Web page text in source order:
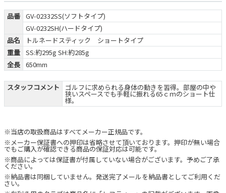
品番 GV-02332SS(ソフトタイプ)
GV-0232SH(ハードタイプ)
品名
トルネードスティック ショートタイプ
重量 SS:約295g SH:約285g
全長 650mm
スタッフコメント ゴルフに求められる身体の動きを習得。部屋の中や
狭いスペースでも手軽に振れる65ｃｍのショート仕
様。
※当店の取扱商品はすべてメーカー正規品です。
※メーカー保証書への押印は省略させて頂いております。押印が無い場合
でもご購入が確認できる商品の保証対応は可能です。
※商品によっては保証書が付属していない場合がございます。予めご了承
ください。
※納品書は同梱していません。発送完了メールを納品書としてご利用くだ
さい。